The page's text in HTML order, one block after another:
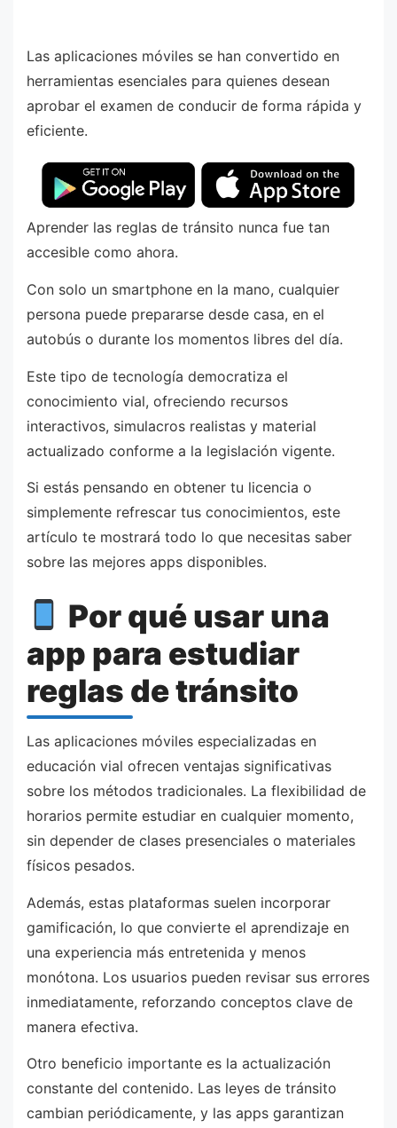
Las aplicaciones móviles se han convertido en
herramientas esenciales para quienes desean
aprobar el examen de conducir de forma rápida y
eficiente.
Aprender las reglas de tránsito nunca fue tan
accesible como ahora.
Con solo un smartphone en la mano, cualquier
persona puede prepararse desde casa, en el
autobús o durante los momentos libres del día.
Este tipo de tecnología democratiza el
conocimiento vial, ofreciendo recursos
interactivos, simulacros realistas y material
actualizado conforme a la legislación vigente.
Si estás pensando en obtener tu licencia o
simplemente refrescar tus conocimientos, este
artículo te mostrará todo lo que necesitas saber
sobre las mejores apps disponibles.
Por qué usar una
app para estudiar
reglas de tránsito
Las aplicaciones móviles especializadas en
educación vial ofrecen ventajas significativas
sobre los métodos tradicionales. La flexibilidad de
horarios permite estudiar en cualquier momento,
sin depender de clases presenciales o materiales
físicos pesados.
Además, estas plataformas suelen incorporar
gamificación, lo que convierte el aprendizaje en
una experiencia más entretenida y menos
monótona. Los usuarios pueden revisar sus errores
inmediatamente, reforzando conceptos clave de
manera efectiva.
Otro beneficio importante es la actualización
constante del contenido. Las leyes de tránsito
cambian periódicamente, y las apps garantizan